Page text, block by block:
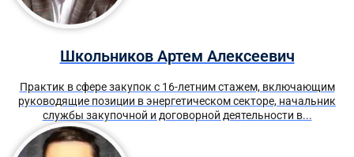
Школьников Артем Алексеевич
Практик в сфере закупок с 16-летним стажем, включающим
руководящие позиции в энергетическом секторе, начальник
службы закупочной и договорной деятельности в...